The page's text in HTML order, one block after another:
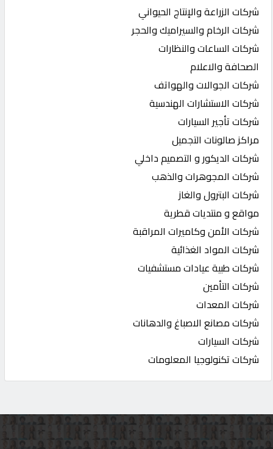
شركات الزراعة والإنتاج الحيواني
شركات الرخام والسيراميك والحجر
شركات الساعات والنظارات
الصحافة والاعلام
شركات الجوالات والهواتف
شركات الاستشارات الهندسية
شركات تأجير السيارات
مراكز صالونات التجميل
شركات الديكور و التصميم داخلي
شركات المجوهرات والذهب
شركات البترول والغاز
مواقع و منتديات قطرية
شركات الأمن وكاميرات المراقبة
شركات المواد الغذائية
شركات طبية عيادات مستشفيات
شركات التأمين
شركات المعدات
شركات مصانع الاصباغ والدهانات
شركات السيارات
شركات تكنولوجيا المعلومات